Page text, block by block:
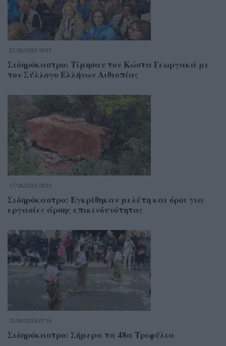
27/05/2026 19:57
Σιδηρόκαστρο: Τίμησαν τον Κώστα Γεωργακά με
τον Σύλλογο Ελλήνων Αιθιοπίας
17/04/2026 18:30
Σιδηρόκαστρο: Εγκρίθηκαν μελέτη και όροι για
εργασίες άρσης επικινδυνότητας
13/04/2026 07:16
Σιδηρόκαστρο: Σήμερα τα 48α Τριφύλια